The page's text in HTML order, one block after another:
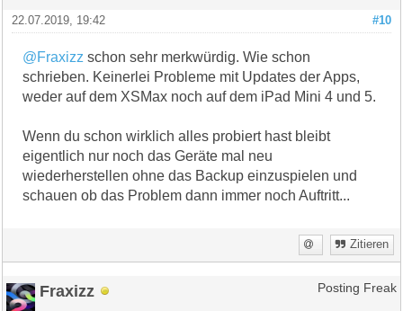
#10
22.07.2019, 19:42
@Fraxizz schon sehr merkwürdig. Wie schon
schrieben. Keinerlei Probleme mit Updates der Apps,
weder auf dem XSMax noch auf dem iPad Mini 4 und 5.
Wenn du schon wirklich alles probiert hast bleibt
eigentlich nur noch das Geräte mal neu
wiederherstellen ohne das Backup einzuspielen und
schauen ob das Problem dann immer noch Auftritt...
Zitieren
Fraxizz Posting Freak